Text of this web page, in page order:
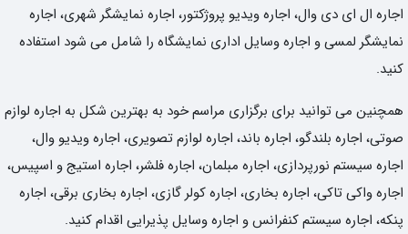
اجاره ال ای دی وال، اجاره ویدیو پروژکتور، اجاره نمایشگر شهری، اجاره
نمایشگر لمسی و اجاره وسایل اداری نمایشگاه را شامل می شود استفاده
کنید.
همچنین می توانید برای برگزاری مراسم خود به بهترین شکل به اجاره لوازم
صوتی، اجاره بلندگو، اجاره باند، اجاره لوازم تصویری، اجاره ویدیو وال،
اجاره سیستم نورپردازی، اجاره مبلمان، اجاره فلشر، اجاره استیج و اسپیس،
اجاره واکی تاکی، اجاره بخاری، اجاره کولر گازی، اجاره بخاری برقی، اجاره
پنکه، اجاره سیستم کنفرانس و اجاره وسایل پذیرایی اقدام کنید.